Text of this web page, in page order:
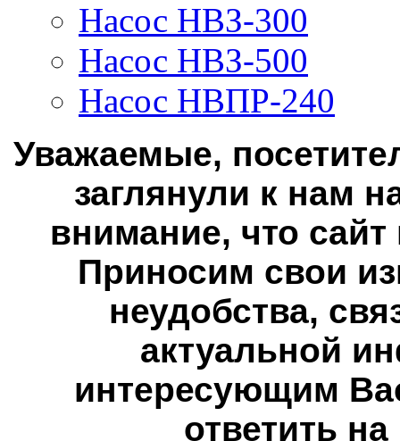
Насос НВЗ-300
Насос НВЗ-500
Насос НВПР-240
Уважаемые,
заглянули к нам
внимание, что сайт
Приносим свои
неудобства,
актуальной
интересующим
ответить